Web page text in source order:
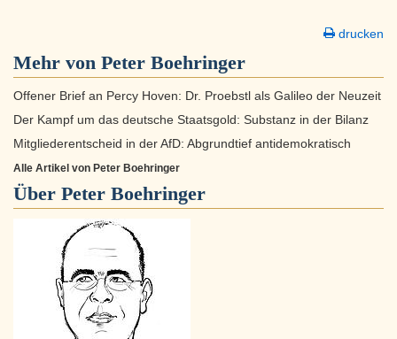
drucken
Mehr von Peter Boehringer
Offener Brief an Percy Hoven: Dr. Proebstl als Galileo der Neuzeit
Der Kampf um das deutsche Staatsgold: Substanz in der Bilanz
Mitgliederentscheid in der AfD: Abgrundtief antidemokratisch
Alle Artikel von Peter Boehringer
Über Peter Boehringer